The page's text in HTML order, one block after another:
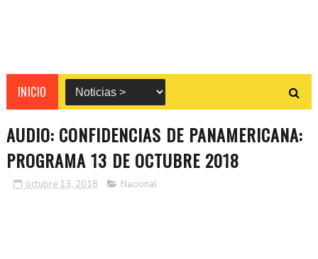
INICIO
AUDIO: CONFIDENCIAS DE PANAMERICANA:
PROGRAMA 13 DE OCTUBRE 2018
octubre 13, 2018 Nacional